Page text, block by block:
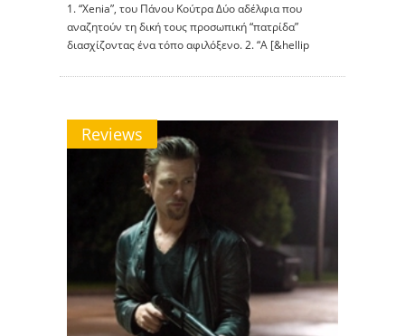
1. “Xenia”, του Πάνου Κούτρα Δύο αδέλφια που
αναζητούν τη δική τους προσωπική “πατρίδα”
διασχίζοντας ένα τόπο αφιλόξενο. 2. “A [&hellip
Reviews